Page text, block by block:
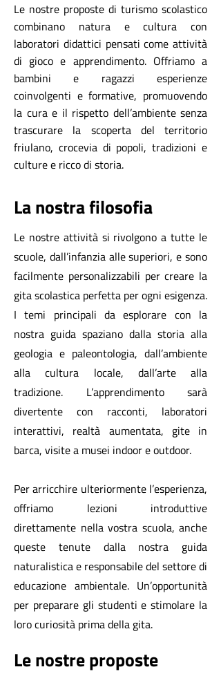
Le nostre proposte di turismo scolastico
combinano natura e cultura con
laboratori didattici pensati come attività
di gioco e apprendimento. Offriamo a
bambini e ragazzi esperienze
coinvolgenti e formative, promuovendo
la cura e il rispetto dell’ambiente senza
trascurare la scoperta del territorio
friulano, crocevia di popoli, tradizioni e
culture e ricco di storia.
La nostra filosofia
Le nostre attività si rivolgono a tutte le
scuole, dall’infanzia alle superiori, e sono
facilmente personalizzabili per creare la
gita scolastica perfetta per ogni esigenza.
I temi principali da esplorare con la
nostra guida spaziano dalla storia alla
geologia e paleontologia, dall’ambiente
alla cultura locale, dall’arte alla
tradizione. L’apprendimento sarà
divertente con racconti, laboratori
interattivi, realtà aumentata, gite in
barca, visite a musei indoor e outdoor.
Per arricchire ulteriormente l’esperienza,
offriamo lezioni introduttive
direttamente nella vostra scuola, anche
queste tenute dalla nostra guida
naturalistica e responsabile del settore di
educazione ambientale. Un’opportunità
per preparare gli studenti e stimolare la
loro curiosità prima della gita.
Le nostre proposte